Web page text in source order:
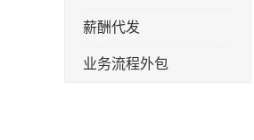
薪酬代发
业务流程外包